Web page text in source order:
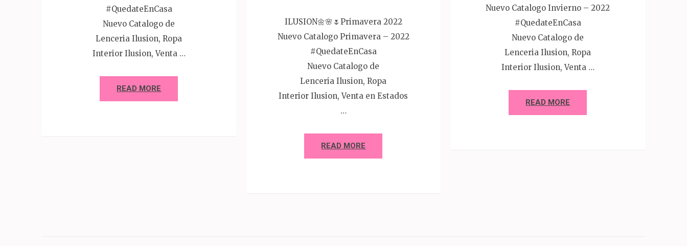
#QuedateEnCasa
Nuevo Catalogo de
Lenceria Ilusion, Ropa
Interior Ilusion, Venta …
READ MORE
ILUSION🌼🌸🌷Primavera 2022
Nuevo Catalogo Primavera – 2022
#QuedateEnCasa
Nuevo Catalogo de
Lenceria Ilusion, Ropa
Interior Ilusion, Venta en Estados
…
READ MORE
Nuevo Catalogo Invierno – 2022
#QuedateEnCasa
Nuevo Catalogo de
Lenceria Ilusion, Ropa
Interior Ilusion, Venta …
READ MORE